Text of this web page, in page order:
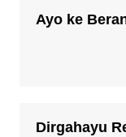
Ayo ke
Dirgahayu